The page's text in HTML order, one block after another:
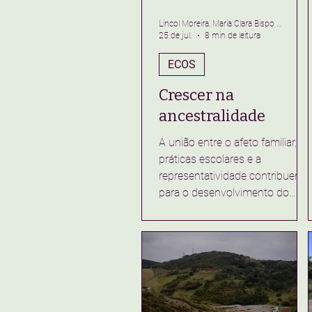
Crescer na
ancestralidade
A união entre o afeto familiar, as
práticas escolares e a
representatividade contribuem
para o desenvolvimento do
enxergar dentro de conteúdos a
que são expostas diariamente
faz parte da construção do
ECOS
Lincol Moreira, Maria Clara Bispo e Mychelle Santos
25 de jul.
8 min de leitura